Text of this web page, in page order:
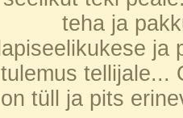
teha ja
lapiseelikukese ja
tulemus tellijale...
on tüll ja pits